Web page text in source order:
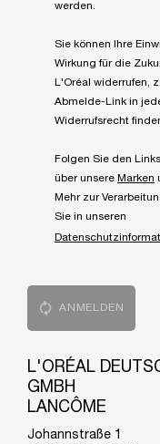
werden.
Sie können Ihre
Wirkung für die
L'Oréal widerrufen,
Abmelde-Link in
Widerrufsrecht
Folgen Sie den
über unsere Marken
Mehr zur
Sie in unseren
ANMELDEN
L'ORÉAL
GMBH
LANCÔME
Johannstraße 1